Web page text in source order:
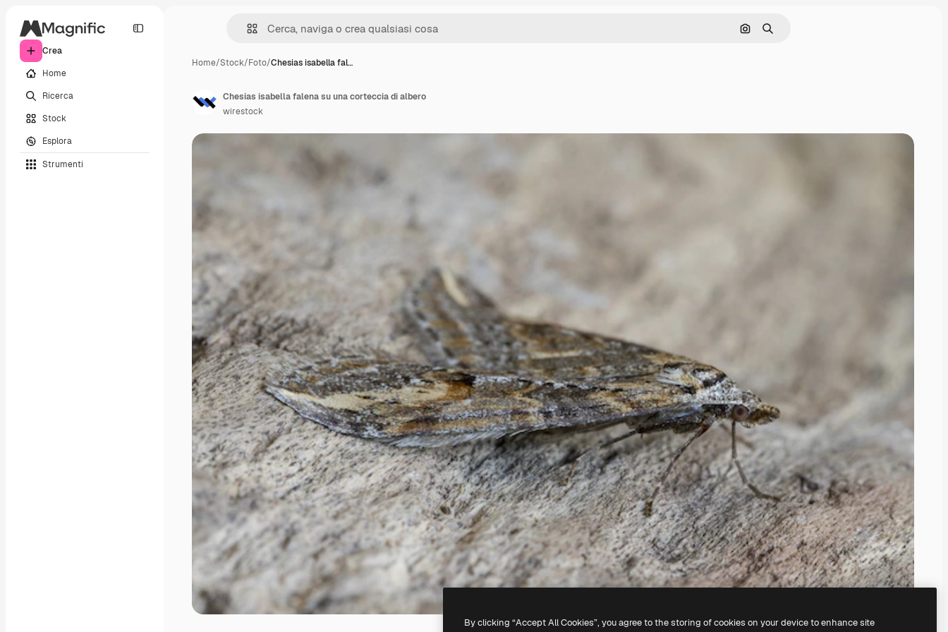
Crea
Home
Ricerca
Stock
Esplora
Strumenti
Cerca per immagine
Ricerca
Home/Stock/Foto/Chesias isabella fal…
Chesias isabella falena su una corteccia di albero
wirestock
By clicking “Accept All Cookies”, you agree to the storing of cookies on your device to enhance site